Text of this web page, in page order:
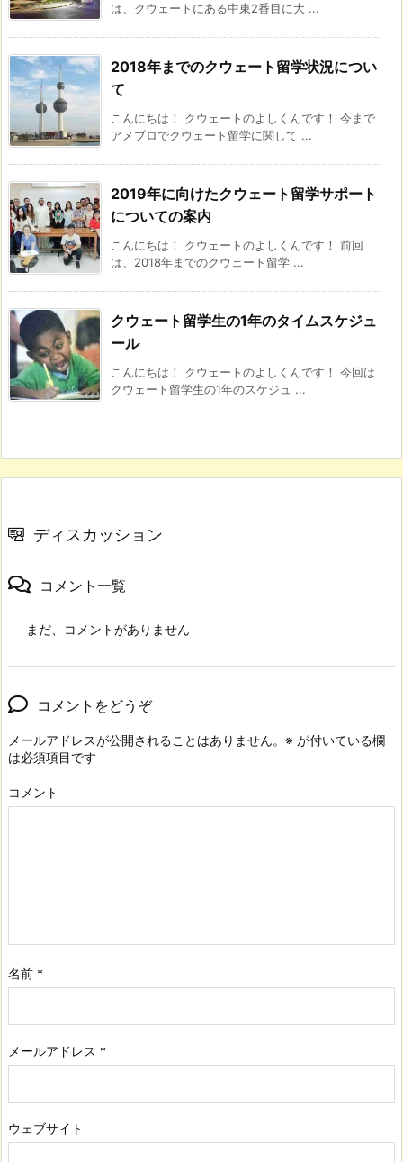
は、クウェートにある中東2番目に大 ...
2018年までのクウェート留学状況につい
て
こんにちは！ クウェートのよしくんです！ 今まで
アメブロでクウェート留学に関して ...
2019年に向けたクウェート留学サポート
についての案内
こんにちは！ クウェートのよしくんです！ 前回
は、2018年までのクウェート留学 ...
クウェート留学生の1年のタイムスケジュ
ール
こんにちは！ クウェートのよしくんです！ 今回は
クウェート留学生の1年のスケジュ ...
ディスカッション
コメント一覧
まだ、コメントがありません
コメントをどうぞ
メールアドレスが公開されることはありません。 ※ が付いている欄
は必須項目です
コメント
名前 *
メールアドレス *
ウェブサイト